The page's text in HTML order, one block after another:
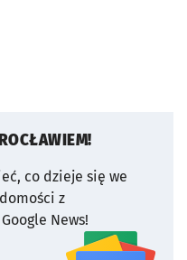
co dzieje się we
z
News!